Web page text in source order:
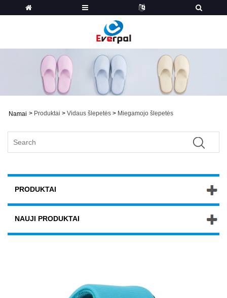
Namai > Produktai > Vidaus šlepetės > Miegamojo šlepetės
PRODUKTAI
NAUJI PRODUKTAI